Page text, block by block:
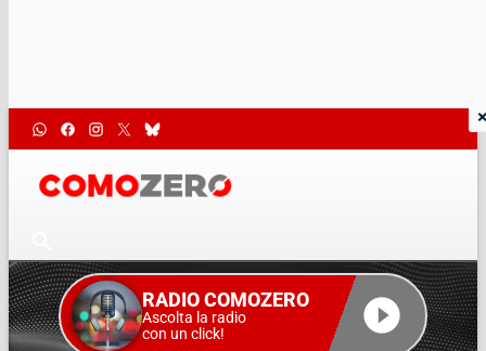
RADIO COMOZERO
Ascolta la radio
con un click!